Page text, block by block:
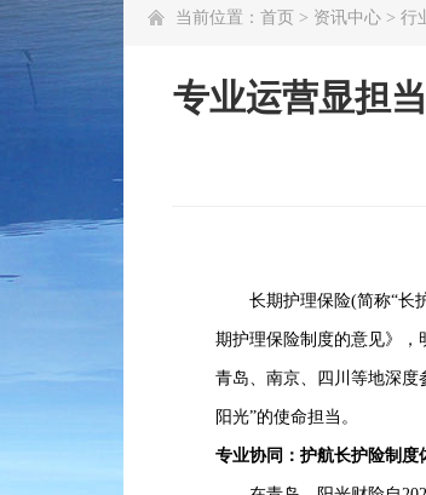
当前位置： 首页 > 资讯中心 > 行
专业运营显担
长期护理保险(简称“长护
期护理保险制度的意见》
青岛、南京、四川等地深度
阳光”的使命担当。
专业协同：护航长护险制度